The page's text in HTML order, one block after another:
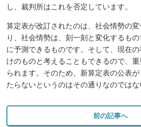
し、裁判所はこれを否定しています。
算定表が改訂されたのは、社会情勢の
り、社会情勢は、刻一刻と変化するも
に予測できるものです。そして、現在
けのものと考えることもできるので、
られます。そのため、新算定表の公表
たらないというのはその通りなのではな
前の記事へ